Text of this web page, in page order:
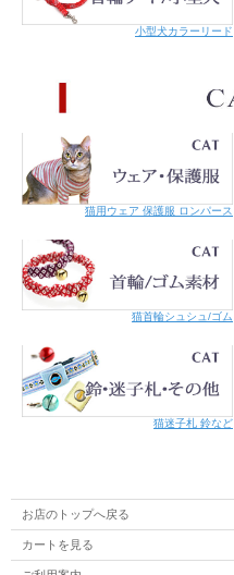
小型犬カラーリード
猫用ウェア 保護服 ロンパース
猫首輪シュシュ/ゴム
猫迷子札 鈴など
お店のトップへ戻る
カートを見る